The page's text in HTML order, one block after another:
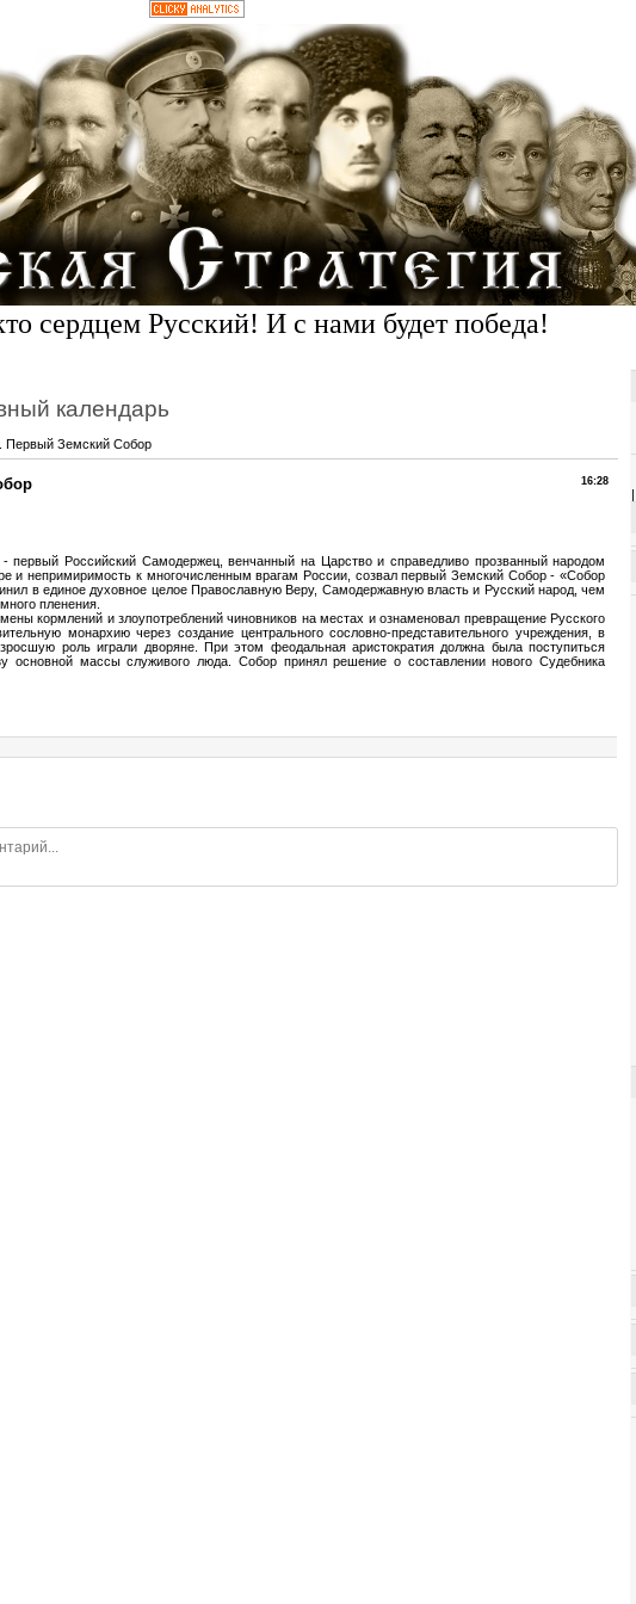
сердцем Русский! И с нами будет победа!
календарь
Первый Земский Собор
16:28
первый Российский Самодержец, венчанный на Царство и справедливо прозванный народом
и непримиримость к многочисленным врагам России, созвал первый Земский Собор - «Собор
в единое духовное целое Православную Веру, Самодержавную власть и Русский народ, чем
пленения.
ены кормлений и злоупотреблений чиновников на местах и ознаменовал превращение Русского
монархию через создание центрального сословно-представительного учреждения, в
роль играли дворяне. При этом феодальная аристократия должна была поступиться
основной массы служивого люда. Собор принял решение о составлении нового Судебника